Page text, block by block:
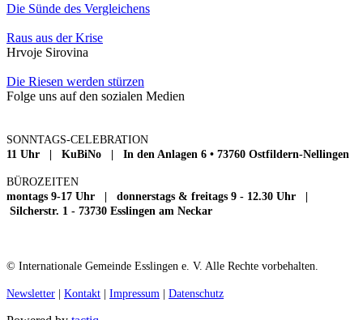
Die Sünde des Vergleichens
Raus aus der Krise
Hrvoje Sirovina
Die Riesen werden stürzen
Folge uns auf den sozialen Medien
SONNTAGS-CELEBRATION
11 Uhr | KuBiNo | In den Anlagen 6 • 73760 Ostfildern-Nellingen
BÜROZEITEN
montags 9-17 Uhr | donnerstags & freitags 9 - 12.30 Uhr |
Silcherstr. 1 - 73730 Esslingen am Neckar
© Internationale Gemeinde Esslingen e. V. Alle Rechte vorbehalten.
Newsletter | Kontakt | Impressum | Datenschutz